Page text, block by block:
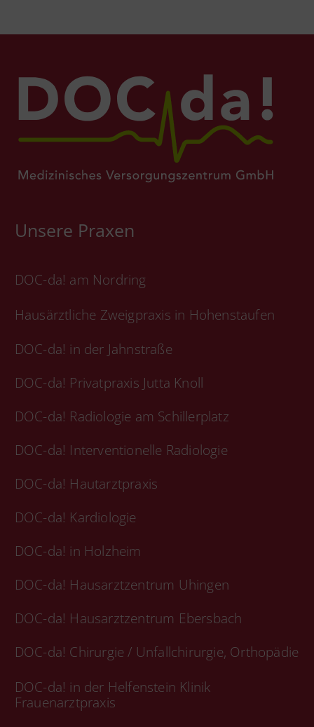
Unsere Praxen
DOC-da! am Nordring
Hausärztliche Zweigpraxis in Hohenstaufen
DOC-da! in der Jahnstraße
DOC-da! Privatpraxis Jutta Knoll
DOC-da! Radiologie am Schillerplatz
DOC-da! Interventionelle Radiologie
DOC-da! Hautarztpraxis
DOC-da! Kardiologie
DOC-da! in Holzheim
DOC-da! Hausarztzentrum Uhingen
DOC-da! Hausarztzentrum Ebersbach
DOC-da! Chirurgie / Unfallchirurgie, Orthopädie
DOC-da! in der Helfenstein Klinik
Frauenarztpraxis